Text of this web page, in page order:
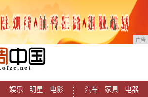
广告
娱乐 明星
电影
汽车 家具
电器